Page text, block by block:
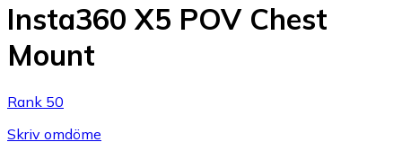
Insta360 X5 POV Chest
Mount
Rank 50
Skriv omdöme